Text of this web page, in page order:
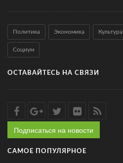
Политика Экономика Культура
Социум
ОСТАВАЙТЕСЬ НА СВЯЗИ
Подписаться на новости
САМОЕ ПОПУЛЯРНОЕ